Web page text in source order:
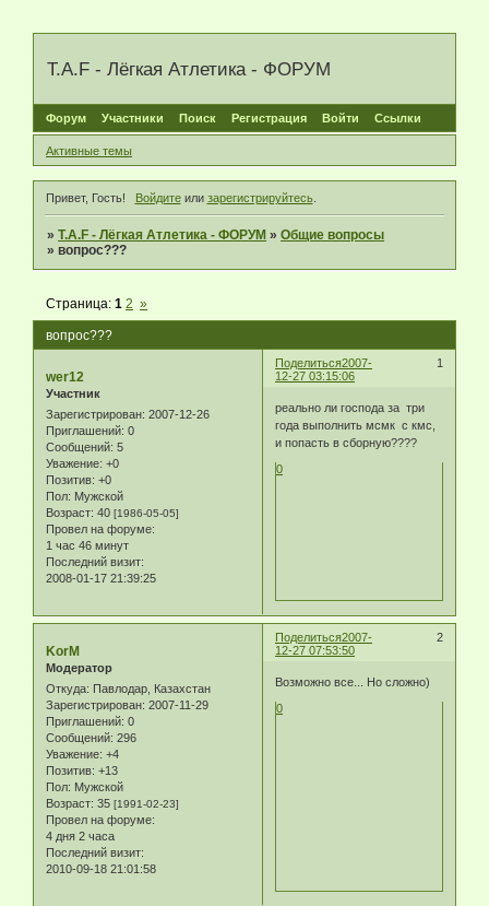
T.A.F - Лёгкая Атлетика - ФОРУМ
Форум Участники Поиск Регистрация Войти Ссылки
Активные темы
Привет, Гость! Войдитеили зарегистрируйтесь.
»T.A.F - Лёгкая Атлетика - ФОРУМ »Общие вопросы
»вопрос???
вопрос???
Страница:1 2 »
Поделиться 1
2007-
12-27 03:15:06
wer12
Участник
Зарегистрирован: 2007-12-26
Приглашений: 0
Сообщений: 5
Уважение: +0
Позитив: +0
Пол: Мужской
Возраст: 40 [1986-05-05]
Провел на форуме:
1 час 46 минут
Последний визит:
2008-01-17 21:39:25
реально ли господа за три
года выполнить мсмк с кмс,
и попасть в сборную????
0
Поделиться 2
2007-
12-27 07:53:50
KorM
Модератор
Откуда: Павлодар, Казахстан
Зарегистрирован: 2007-11-29
Приглашений: 0
Сообщений: 296
Уважение: +4
Позитив: +13
Пол: Мужской
Возраст: 35 [1991-02-23]
Провел на форуме:
4 дня 2 часа
Последний визит:
2010-09-18 21:01:58
Возможно все... Но сложно)
0